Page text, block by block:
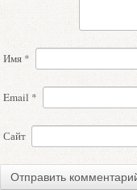
Имя *
Email *
Сайт